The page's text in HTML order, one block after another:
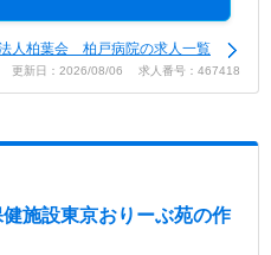
人柏葉会 柏戸病院の求人一覧
更新日：2026/08/06 求人番号：467418
施設東京おりーぶ苑の作